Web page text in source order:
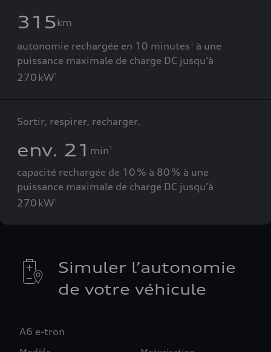
315km
autonomie rechargée en 10 minutes1
à une
puissance maximale de charge DC jusqu’à
270 kW1
Sortir, respirer, recharger.
env. 21 min1
capacité rechargée de 10 % à 80 % à une
puissance maximale de charge DC jusqu’à
270 kW1
Simuler l’autonomie
de votre véhicule
A6 e-tron